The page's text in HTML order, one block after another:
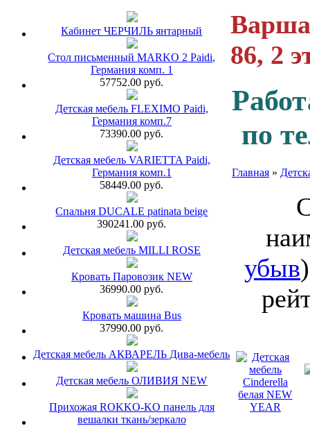
Кабинет ЧЕРЧИЛЬ янтарный
Стол письменный MARKO 2 Paidi,
Германия комп. 1
57752.00 руб.
Детская мебель FLEXIMO Paidi,
Германия комп.7
73390.00 руб.
Детская мебель VARIETTA Paidi,
Германия комп.1
58449.00 руб.
Спальня DUCALE patinata beige
390241.00 руб.
Детская мебель MILLI ROSE
Кровать Паровозик NEW
36990.00 руб.
Кровать машина Bus
37990.00 руб.
Детская мебель АКВАРЕЛЬ Дива-мебель
Детская мебель ОЛИВИЯ NEW
Прихожая ROKKO-KO панель для
вешалки ткань/зеркало
86, 2
по
Главная »
убыв